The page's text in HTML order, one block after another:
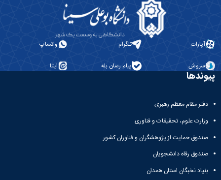
آپارات تلگرام واتساپ
سروش پیام رسان بله ایتا
پیوندها
دفتر مقام معظم رهبری
وزارت علوم، تحقیقات و فناوری
صندوق حمایت از پژوهشگران و فناوران کشور
صندوق رفاه دانشجویان
بنیاد نخبگان استان همدان